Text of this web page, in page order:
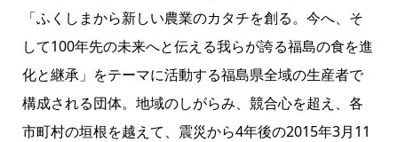
「ふくしまから新しい農業のカタチを創る。今へ、そ
して100年先の未来へと伝える我らが誇る福島の食を進
化と継承」をテーマに活動する福島県全域の生産者で
構成される団体。地域のしがらみ、競合心を超え、各
市町村の垣根を越えて、震災から4年後の2015年3月11